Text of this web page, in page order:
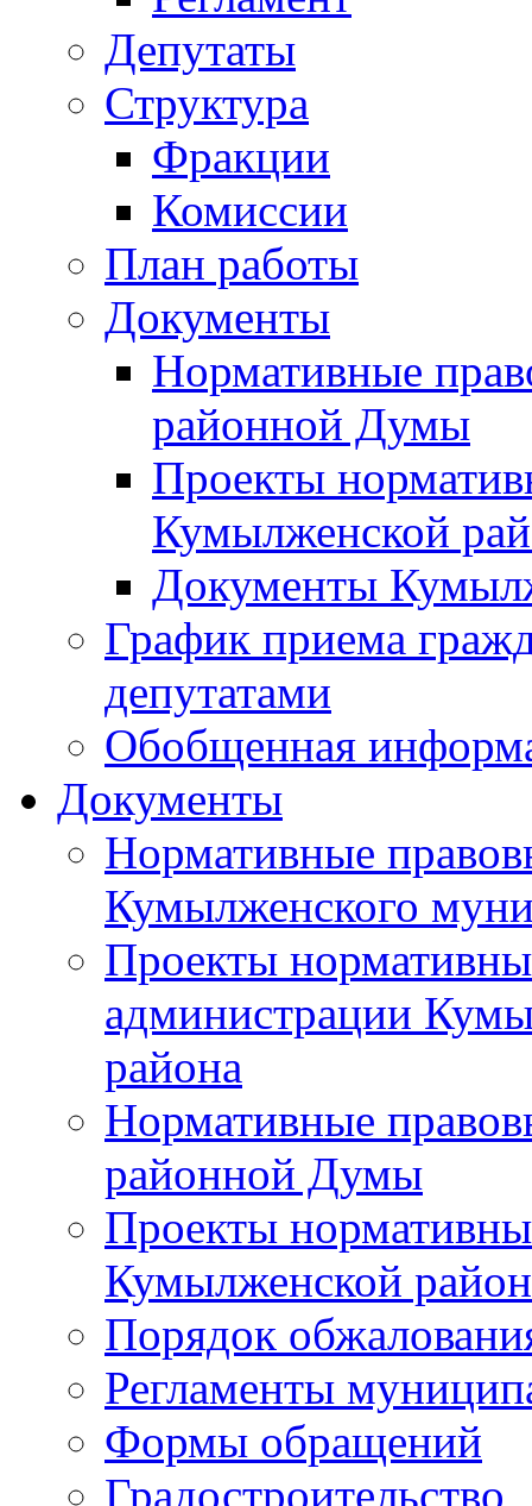
Депутаты
Структура
Фракции
Комиссии
План работы
Документы
Нормативные
районной Думы
Проекты
Кумылженской
Документы
График приема
депутатами
Обобщенная
Документы
Нормативные
Кумылженского
Проекты
администрации
района
Нормативные
районной Думы
Проекты
Кумылженской
Порядок
Регламенты
Формы обращений
Градостроительство